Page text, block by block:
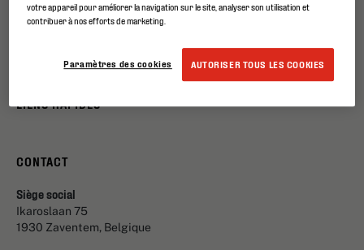
A PROPOS DE NOUS
PRODUITS
LIENS RAPIDES
CONTACT
Siège social
Ikaroslaan 75
1930 Zaventem, Belgique
votre appareil pour améliorer la navigation sur le site, analyser son utilisation et
contribuer à nos efforts de marketing.
AUTORISER TOUS LES COOKIES
Paramètres des cookies